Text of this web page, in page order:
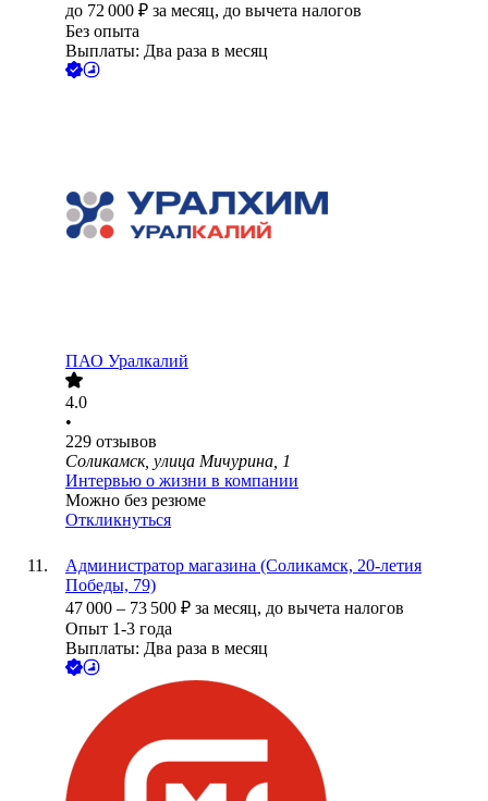
до 72 000 ₽ за месяц, до вычета налогов
Без опыта
Выплаты: Два раза в месяц
ПАО Уралкалий
4.0
•
229 отзывов
Соликамск, улица Мичурина, 1
Интервью о жизни в компании
Можно без резюме
Откликнуться
Администратор магазина (Соликамск, 20-летия
Победы, 79)
47 000 – 73 500 ₽ за месяц, до вычета налогов
Опыт 1-3 года
Выплаты: Два раза в месяц